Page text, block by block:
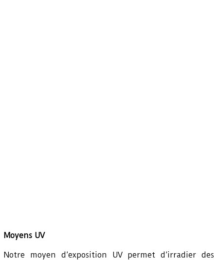
Moyens UV
Notre moyen d’exposition UV permet d’irradier des